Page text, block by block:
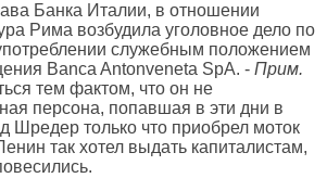
Банка Италии, в отношении
Рима возбудила уголовное дело по
служебным положением
Banca Antonveneta SpA. - Прим.
тем фактом, что он не
персона, попавшая в эти дни в
Шредер только что приобрел моток
так хотел выдать капиталистам,